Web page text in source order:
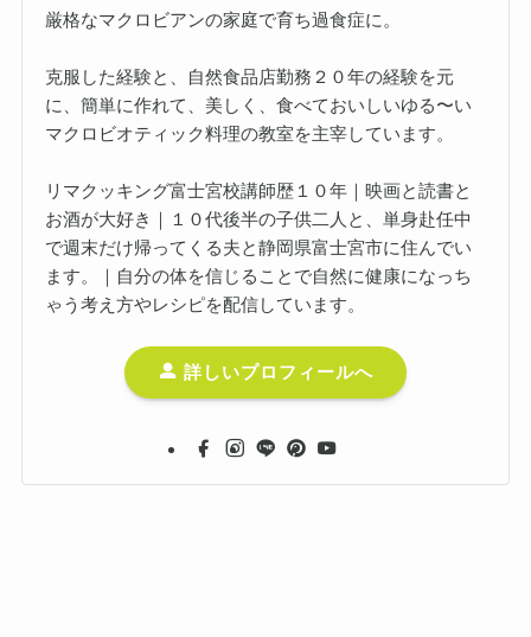
厳格なマクロビアンの家庭で育ち過食症に。
克服した経験と、自然食品店勤務２０年の経験を元
に、簡単に作れて、美しく、食べておいしいゆる〜い
マクロビオティック料理の教室を主宰しています。
リマクッキング富士宮校講師歴１０年｜映画と読書と
お酒が大好き｜１０代後半の子供二人と、単身赴任中
で週末だけ帰ってくる夫と静岡県富士宮市に住んでい
ます。｜自分の体を信じることで自然に健康になっち
ゃう考え方やレシピを配信しています。
詳しいプロフィールへ